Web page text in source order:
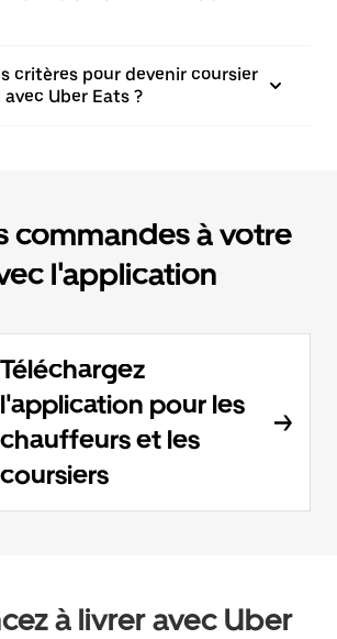
critères pour devenir coursier
Uber Eats ?
commandes à votre
l'application
Téléchargez
l'application pour les
chauffeurs et les
coursiers
à livrer avec Uber